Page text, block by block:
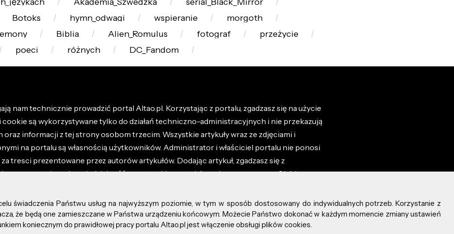
Botoks hymn_odwagi wspieranie
morgoth
Biblia Alien_Romulus fotograf
przeżycie
poeci różnych DC_Fandom
nam technicznie prowadzić portal Altao.pl. Korzystając z portalu, zgadzasz się na użycie
są wykorzystywane tylko do działań techniczno-administracyjnych i nie przekazują
informacji z tej strony osobom trzecim. Wszystkie artykuły wraz ze zdjęciami i
na portalu są własnością użytkowników. Administrator i właściciel portalu nie ponosi
tresci prezentowane przez autorów artykułów. Dodając artykuł, zgadzasz się z
oraz ponosisz odpowiedzialność za wszystkie materiały umieszczone przez Ciebie na
prawa zastrzeżone.
świadczenia Państwu usług na najwyższym poziomie, w tym w sposób dostosowany do indywidualnych potrzeb. Korzystanie z
że będą one zamieszczane w Państwa urządzeniu końcowym. Możecie Państwo dokonać w każdym momencie zmiany ustawień
koniecznym do prawidłowej pracy portalu Altao.pl jest włączenie obsługi plików cookies.